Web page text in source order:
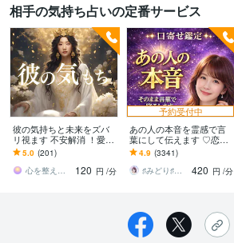
相手の気持ち占いの定番サービス
彼の気持ちと未来をズバ
リ視ます 不安解消 ！愛を
深める 霊感タロット・
ルノルマン＆ヒーリング
5.0 (201)
心を整える占いヒーラー・速水あやの
120 円 /分
予約受付中
あの人の本音を霊感で言
葉にして伝えます ♡恋
愛・復縁・既読無視の彼
の気持ちも霊視します！
4.9 (3341)
♯みどり♯プロ鑑定歴17年
420 円 /分